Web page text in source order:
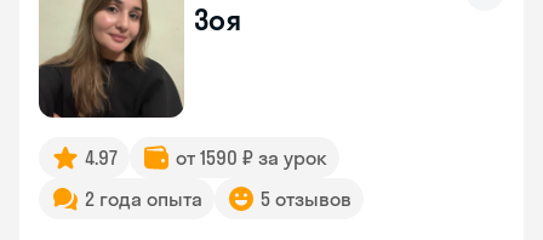
Зоя
4.97
от 1590 ₽ за урок
2 года опыта
5 отзывов